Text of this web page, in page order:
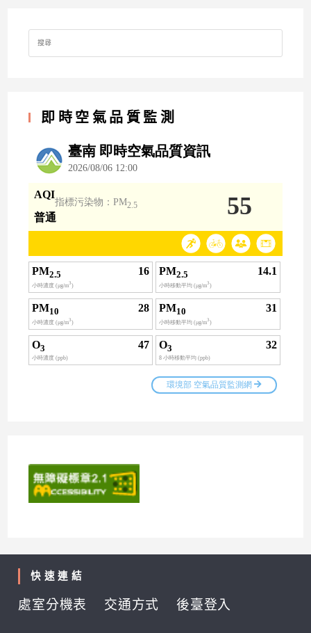
Search
for:
即時空氣品質監測
快速連結
處室分機表 交通方式 後臺登入